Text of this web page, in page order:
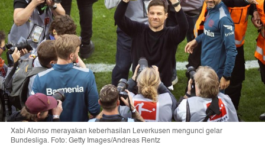
Xabi Alonso merayakan keberhasilan Leverkusen mengunci gelar
Bundesliga. Foto: Getty Images/Andreas Rentz